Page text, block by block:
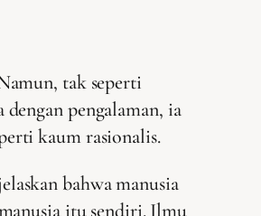
tak seperti
pengalaman, ia
kaum rasionalis.
bahwa manusia
itu sendiri. Ilmu